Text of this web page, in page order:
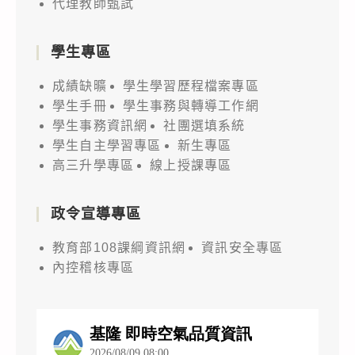
代理教師甄試
學生專區
成績缺曠
學生學習歷程檔案專區
學生手冊
學生事務與轉導工作網
學生事務資訊網
社團選填系統
學生自主學習專區
新生專區
高三升學專區
線上授課專區
政令宣導專區
教育部108課綱資訊網
資訊安全專區
內控稽核專區